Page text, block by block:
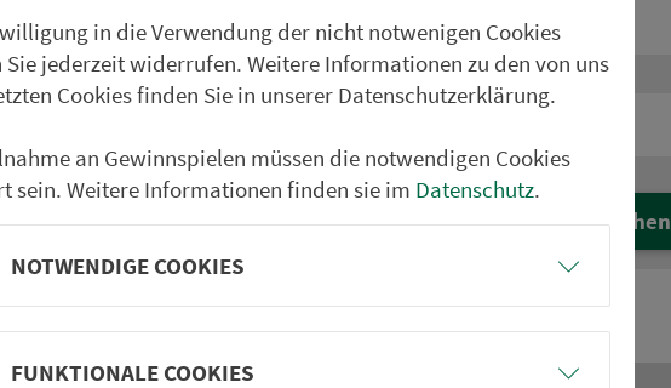
Suchen
in die Verwendung der nicht notwenigen Cookies
Sie jederzeit widerrufen. Weitere Informationen zu den von uns
Cookies finden Sie in unserer Datenschutzerklärung.
an Gewinnspielen müssen die notwendigen Cookies
sein. Weitere Informationen finden sie im Datenschutz.
NOTWENDIGE COOKIES
FUNKTIONALE COOKIES